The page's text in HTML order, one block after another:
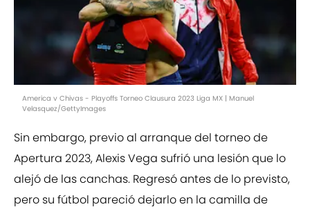
America v Chivas - Playoffs Torneo Clausura 2023 Liga MX | Manuel
Velasquez/GettyImages
Sin embargo, previo al arranque del torneo de
Apertura 2023, Alexis Vega sufrió una lesión que lo
alejó de las canchas. Regresó antes de lo previsto,
pero su fútbol pareció dejarlo en la camilla de